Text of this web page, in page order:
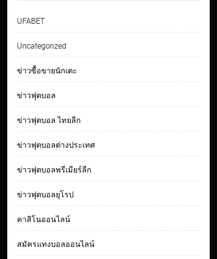
UFABET
Uncategorized
ข่าวซื้อขายนักเตะ
ข่าวฟุตบอล
ข่าวฟุตบอล ไทยลีก
ข่าวฟุตบอลต่างประเทศ
ข่าวฟุตบอลพรีเมียร์ลีก
ข่าวฟุตบอลยุโรป
คาสิโนออนไลน์
สมัครแทงบอลออนไลน์